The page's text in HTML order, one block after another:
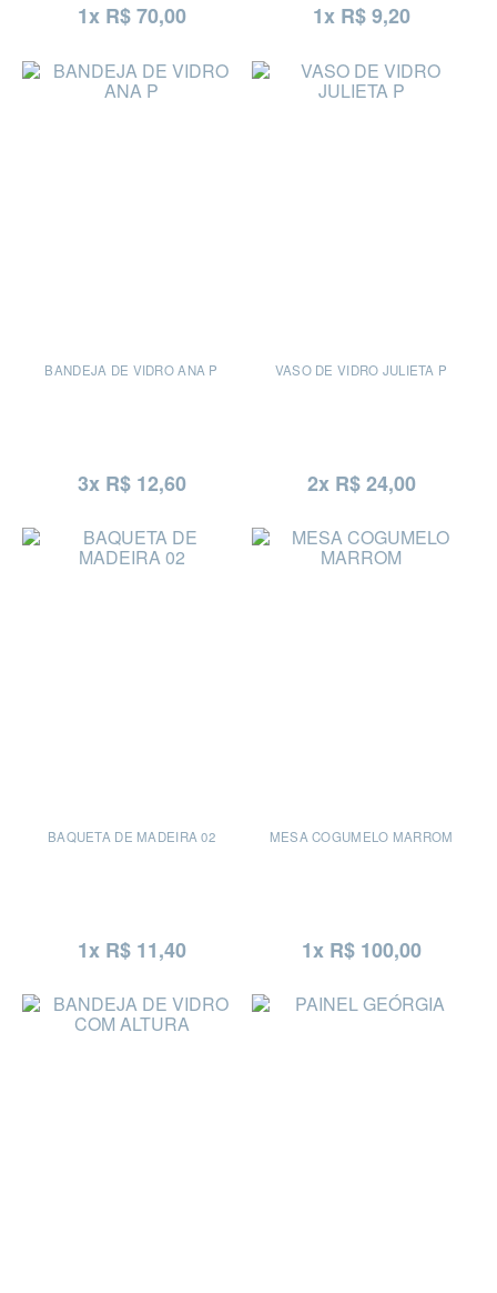
1x R$ 70,00 1x R$ 9,20
BANDEJA DE VIDRO ANA P
3x R$ 12,60
VASO DE VIDRO JULIETA P
2x R$ 24,00
BAQUETA DE MADEIRA 02
1x R$ 11,40
MESA COGUMELO MARROM
1x R$ 100,00